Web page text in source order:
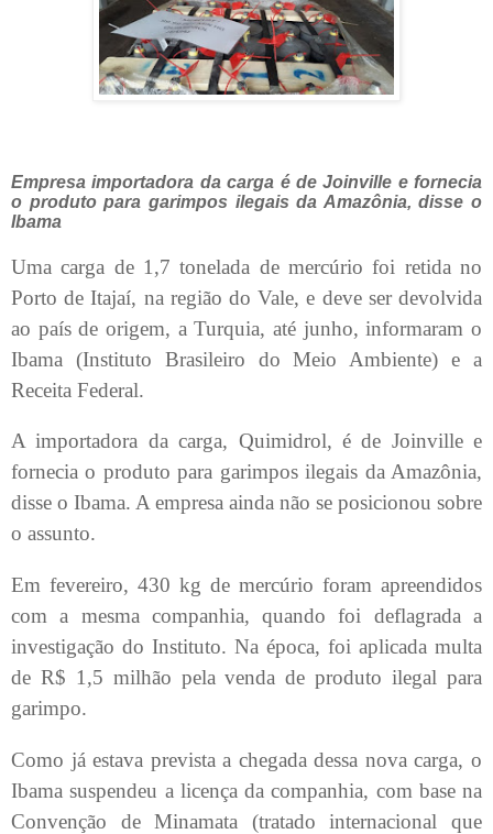
Empresa importadora da carga é de Joinville e fornecia
o produto para garimpos ilegais da Amazônia, disse o
Ibama
Uma carga de 1,7 tonelada de mercúrio foi retida no
Porto de Itajaí, na região do Vale, e deve ser devolvida
ao país de origem, a Turquia, até junho, informaram o
Ibama (Instituto Brasileiro do Meio Ambiente) e a
Receita Federal.
A importadora da carga, Quimidrol, é de Joinville e
fornecia o produto para garimpos ilegais da Amazônia,
disse o Ibama. A empresa ainda não se posicionou sobre
o assunto.
Em fevereiro, 430 kg de mercúrio foram apreendidos
com a mesma companhia, quando foi deflagrada a
investigação do Instituto. Na época, foi aplicada multa
de R$ 1,5 milhão pela venda de produto ilegal para
garimpo.
Como já estava prevista a chegada dessa nova carga, o
Ibama suspendeu a licença da companhia, com base na
Convenção de Minamata (tratado internacional que